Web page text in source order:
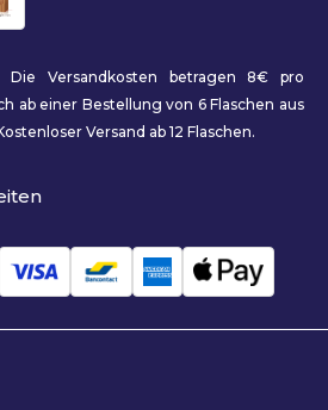
Die Versandkosten betragen 8€ pro
ab einer Bestellung von 6 Flaschen aus
Versand ab 12 Flaschen.